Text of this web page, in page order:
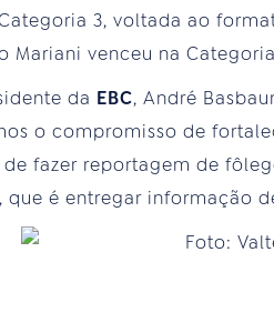
3, voltada ao
Mariani venceu na
da EBC, André
o compromisso de
fazer reportagem de
que é entregar informação